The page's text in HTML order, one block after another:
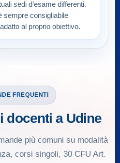
sedi d’esame differenti.
sempre consigliabile
al proprio obiettivo.
FREQUENTI
docenti a Udine
più comuni su modalità
corsi singoli, 30 CFU Art.